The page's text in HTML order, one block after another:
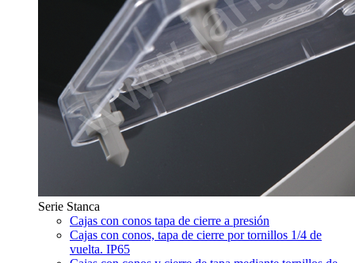
Serie Stanca
Cajas con conos tapa de cierre a presión
Cajas con conos, tapa de cierre por tornillos 1/4 de
vuelta. IP65